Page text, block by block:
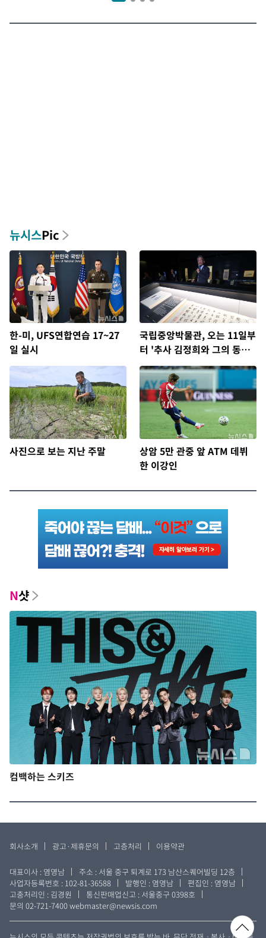
뉴시스Pic
한-미, UFS연합연습 17~27
일 실시
국립중앙박물관, 오는 11일부
터 '추사 김정희와 그의 동반
자' 개최
사진으로 보는 지난 주말
상암 5만 관중 앞 ATM 데뷔
한 이강인
N샷
컴백하는 스키즈
회사소개 광고·제휴문의 고층처리 이용약관
대표이사 : 염영남
주소 : 서울 중구 퇴계로 173 남산스퀘어빌딩 12층
사업자등록번호 : 102-81-36588
발행인 : 염영남
편집인 : 염영남
고충처리인 : 김경원
통신판매업신고 : 서울중구 0398호
문의 02-721-7400webmaster@newsis.com